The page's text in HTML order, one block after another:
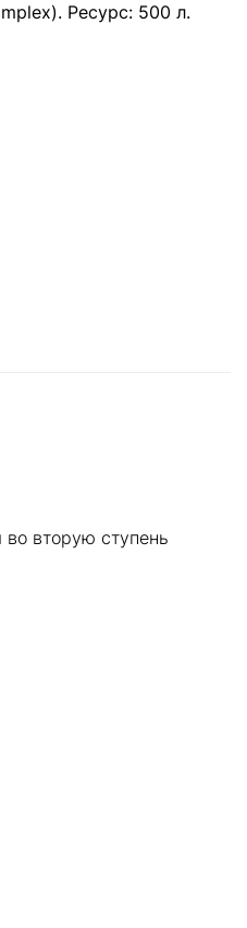
Ресурс: 500 л.
вторую ступень